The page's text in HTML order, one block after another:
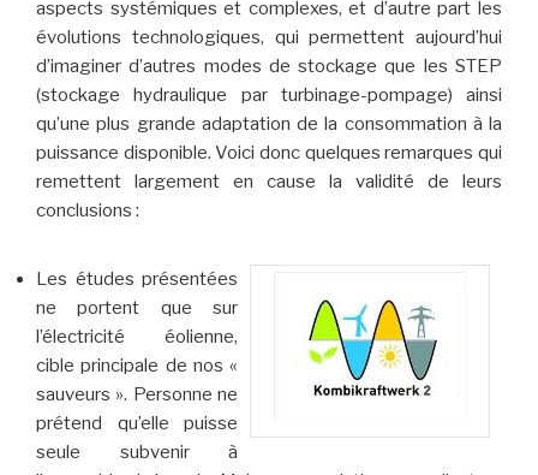
aspects systémiques et complexes, et d’autre part les
évolutions technologiques, qui permettent aujourd’hui
d’imaginer d’autres modes de stockage que les STEP
(stockage hydraulique par turbinage-pompage) ainsi
qu’une plus grande adaptation de la consommation à la
puissance disponible. Voici donc quelques remarques qui
remettent largement en cause la validité de leurs
conclusions :
Les études présentées
ne portent que sur
l’électricité éolienne,
cible principale de nos «
sauveurs ». Personne ne
prétend qu’elle puisse
seule subvenir à